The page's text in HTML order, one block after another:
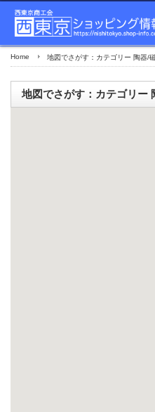
Home 地図でさがす：カテゴリー 陶器/
地図でさがす：カテゴリー